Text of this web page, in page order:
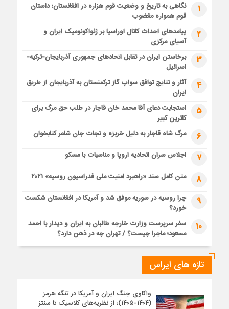
1
نگاهی به تاریخ و وضعیت قوم هزاره در افغانستان؛ داستان
قوم همواره مغضوب
2
پیامدهای احداث کانال اوراسیا بر ژئواکونومیک ایران و
آسیای مرکزی
3
برخاستن ایران در تقابل اتحادهای جمهوری آذربایجان-ترکیه-
اسرائیل
4
آثار و نتایج توافق سواپ گاز ترکمنستان به آذربایجان از طریق
ایران
5
استجابت دعای آقا محمد خان قاجار در طلب حق مرگ برای
کاترین کبیر
6 مرگ شاه قاجار به دلیل خربزه و نجات جان شاعر کتابخوان
7 اجلاس سران اتحادیه اروپا و مناسبات با مسکو
8 متن کامل سند «راهبرد امنیت ملی فدراسیون روسیه» ۲۰۲۱
9
چرا روسیه در سوریه موفق شد و آمریکا در افغانستان شکست
خورد؟
10
سفر سرپرست وزارت خارجه طالبان به ایران و دیدار با احمد
مسعود؛ ماجرا چیست؟ / تهران چه در ذهن دارد؟
تازه های ایراس
واکاوی جنگ ایران و آمریکا در تنگه هرمز
(۱۴۰۴-۱۴۰۵)؛ از نظریه‌های کلاسیک تا سنتز